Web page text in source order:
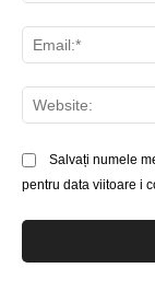
Salvați numele
pentru data viitoare i